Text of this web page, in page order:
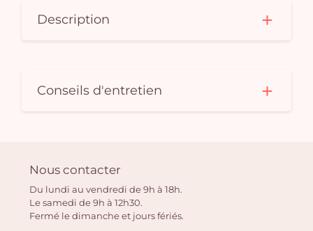
Description
Conseils d'entretien
Nous contacter
Du lundi au vendredi de 9h à 18h.
Le samedi de 9h à 12h30.
Fermé le dimanche et jours fériés.